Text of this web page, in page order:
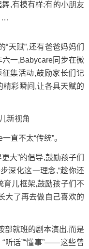
,有模有样;有的小朋友
赋”,还有爸爸妈妈们
一,Babycare同步在微
征集活动,鼓励家长们记
彩瞬间,让各具天赋的
新视角
不太“传统”。
”的倡导,鼓励孩子们
深化这一理念,“趁你还
育儿框架,鼓励孩子们不
大了再去做自己喜欢的
就班的剧本演出,而是
听话”“懂事”——这些曾